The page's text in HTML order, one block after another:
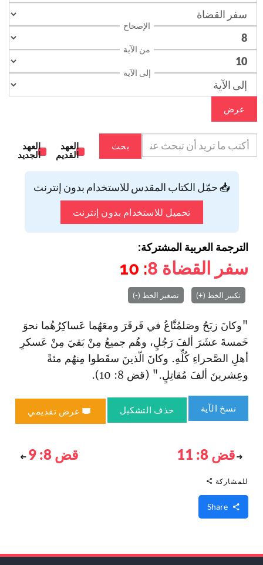
الإصحاح
من الآية
إلى الآية
عرض
بحث
العهد
القديم
العهد
الجديد
📥 حمّل الكتاب المقدس للاستخدام بدون إنترنت
تحميل للاستخدام بدون إنترنت
الترجمة العربية المشتركة:
سفر القضاة 8
: 10
تكبير الخط (+) تصغير الخط (-)
"وكانَ زبَحُ وصَلمُنَّاعُ في قَرقَرَ‌ ومعَهُما عَساكِرُهُما نحوَ
خَمسةَ عشَرَ ألفَ رَجُلٍ، وهُم جميعُ مِنْ بَقيَ مِنْ عَسكرِ
أهلِ الصَّحراءِ كُلِّهِ. وكانَ الّذينَ سقَطوا مِنهُم مئةً
وعِشرينَ ألفَ مُقاتِلٍ." (قض 8: 10).
نسخ الآية حذف التشكيل عرض تقديمي
قض 8: 11 قض 8: 9
للمشاركة